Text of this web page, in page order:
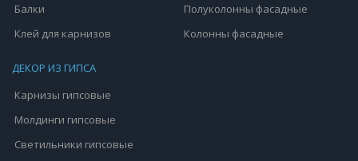
Балки
Клей для карнизов
Полуколонны фасадные
Колонны фасадные
ДЕКОР ИЗ ГИПСА
Карнизы гипсовые
Молдинги гипсовые
Светильники гипсовые